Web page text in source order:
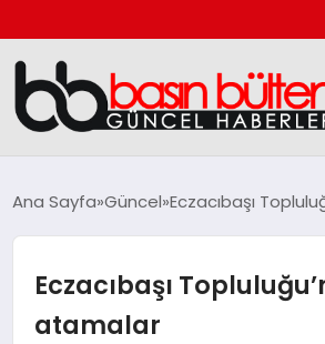
GÜNCEL
EKONOMI
Ana Sayfa Güncel Eczacıbaşı
Eczacıbaşı
atamalar